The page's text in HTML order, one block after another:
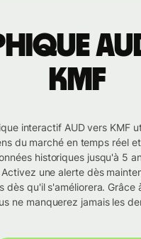
KMF
interactif AUD vers KMF
du marché en temps réel
historiques jusqu'à 5
une alerte dès
dès qu'il s'améliorera. Grâce
ne manquerez jamais les